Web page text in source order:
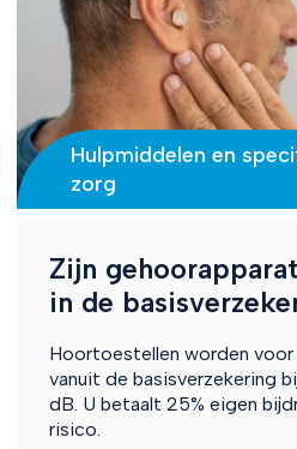
Hulpmiddelen en
zorg
Zijn
in de
Hoortoestellen worden voor
vanuit de basisverzekering
dB. U betaalt 25% eigen
risico.